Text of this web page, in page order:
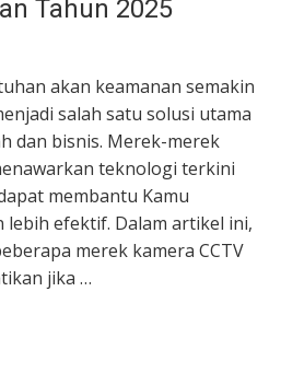
Tahun 2025
akan keamanan semakin
salah satu solusi utama
dan bisnis. Merek-merek
teknologi terkini
membantu Kamu
lebih efektif. Dalam artikel ini,
merek kamera CCTV
jika …